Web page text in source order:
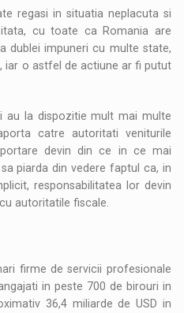
regasi in situatia neplacuta si
cu toate ca Romania are
dublei impuneri cu multe state,
iar o astfel de actiune ar fi putut
au la dispozitie mult mai multe
catre autoritati veniturile
devin din ce in ce mai
piarda din vedere faptul ca, in
responsabilitatea lor devin
autoritatile fiscale.
firme de servicii profesionale
in peste 700 de birouri in
36,4 miliarde de USD in